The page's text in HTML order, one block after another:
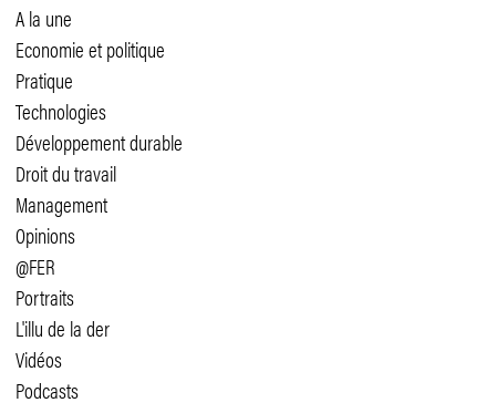
A la une
Economie et politique
Pratique
Technologies
Développement durable
Droit du travail
Management
Opinions
@FER
Portraits
L'illu de la der
Vidéos
Podcasts